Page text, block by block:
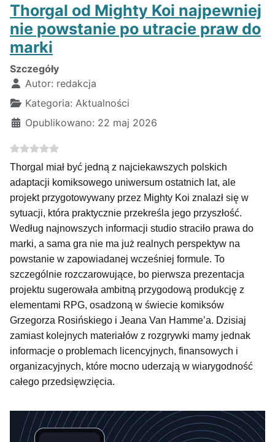
Thorgal od Mighty Koi najpewniej
nie powstanie po utracie praw do
marki
Szczegóły
Autor: redakcja
Kategoria: Aktualności
Opublikowano: 22 maj 2026
Thorgal miał być jedną z najciekawszych polskich
adaptacji komiksowego uniwersum ostatnich lat, ale
projekt przygotowywany przez Mighty Koi znalazł się w
sytuacji, która praktycznie przekreśla jego przyszłość.
Według najnowszych informacji studio straciło prawa do
marki, a sama gra nie ma już realnych perspektyw na
powstanie w zapowiadanej wcześniej formule. To
szczególnie rozczarowujące, bo pierwsza prezentacja
projektu sugerowała ambitną przygodową produkcję z
elementami RPG, osadzoną w świecie komiksów
Grzegorza Rosińskiego i Jeana Van Hamme’a. Dzisiaj
zamiast kolejnych materiałów z rozgrywki mamy jednak
informacje o problemach licencyjnych, finansowych i
organizacyjnych, które mocno uderzają w wiarygodność
całego przedsięwzięcia.